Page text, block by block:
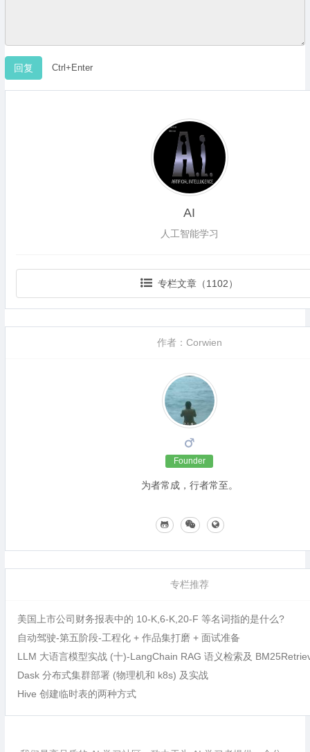
Ctrl+Enter
AI
人工智能学习
专栏文章（1102）
作者：Corwien
Founder
为者常成，行者常至。
专栏推荐
美国上市公司财务报表中的 10-K,6-K,20-F 等名词指的是什么?
自动驾驶-第五阶段-工程化 + 作品集打磨 + 面试准备
LLM 大语言模型实战 (十)-LangChain RAG 语义检索及
Dask 分布式集群部署 (物理机和 k8s) 及实战
Hive 创建临时表的两种方式